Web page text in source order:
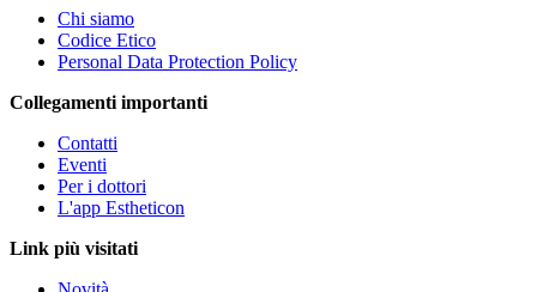
Chi siamo
Codice Etico
Personal Data Protection Policy
Collegamenti importanti
Contatti
Eventi
Per i dottori
L'app Estheticon
Link più visitati